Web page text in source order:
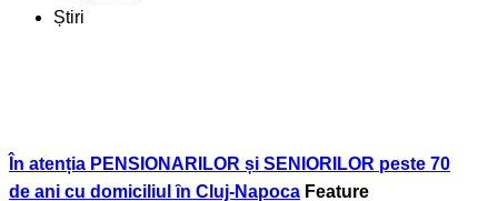
Știri
În atenția PENSIONARILOR și SENIORILOR peste 70
de ani cu domiciliul ȋn Cluj-Napoca Feature